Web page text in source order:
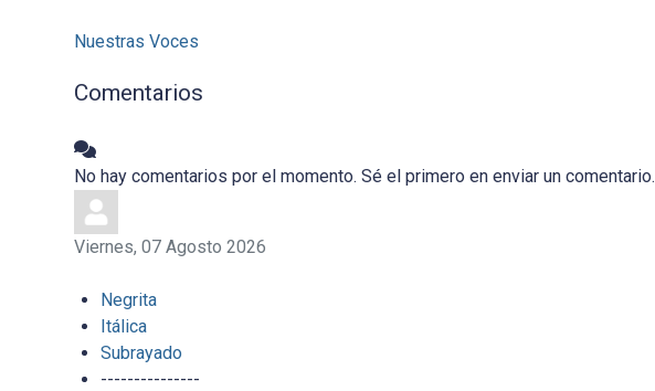
Nuestras Voces
Comentarios
No hay comentarios por el momento. Sé el primero en enviar un comentario.
Viernes, 07 Agosto 2026
Negrita
Itálica
Subrayado
---------------